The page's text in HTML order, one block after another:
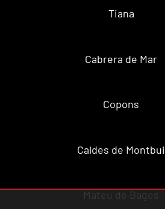
Tiana
Cabrera de Mar
Copons
Caldes de Montbui
Mateu de Bages